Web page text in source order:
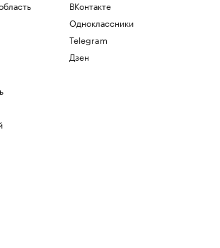
ВКонтакте
Одноклассники
Telegram
Дзен